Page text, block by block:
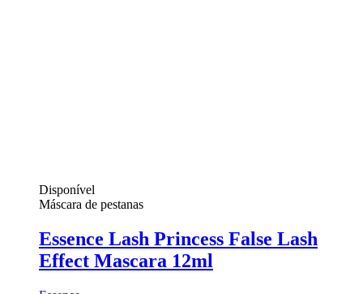
Disponível
Máscara de pestanas
Essence Lash Princess False Lash
Effect Mascara 12ml